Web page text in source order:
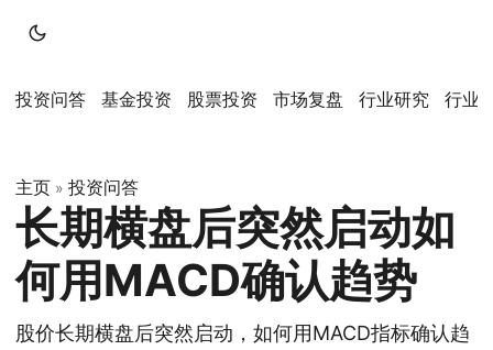
投资问答 基金投资 股票投资 市场复盘 行业研究 行业
主页 » 投资问答
长期横盘后突然启动如
何用MACD确认趋势
股价长期横盘后突然启动，如何用MACD指标确认趋